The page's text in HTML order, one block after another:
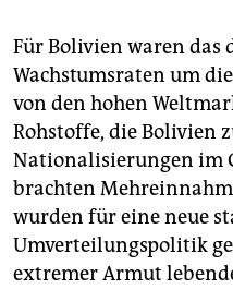
Für Bolivien waren das
Wachstumsraten um
von den hohen
Rohstoffe, die Bolivien
Nationalisierungen im
brachten
wurden für eine neue
Umverteilungspolitik
extremer Armut